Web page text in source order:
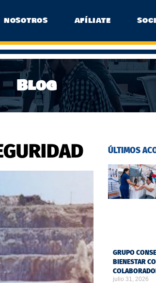
NOSOTROS AFÍLIATE
Blog
ÚLTIMOS
GRUPO
BIENESTAR
julio 31, 2026